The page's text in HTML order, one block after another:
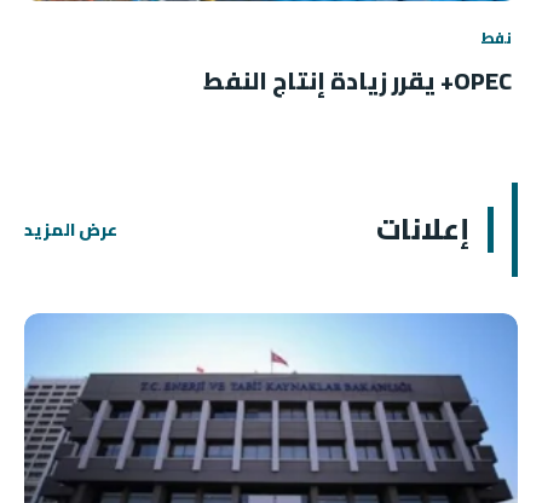
نفط
OPEC+ يقرر زيادة إنتاج النفط
إعلانات عرض المزيد